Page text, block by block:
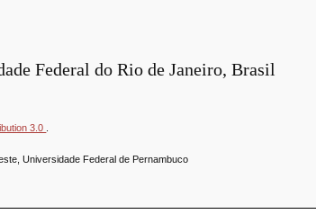
Federal do Rio de Janeiro, Brasil
3.0